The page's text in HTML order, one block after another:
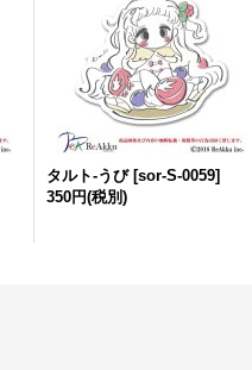
タルト-うび [sor-S-0059]
350円(税別)